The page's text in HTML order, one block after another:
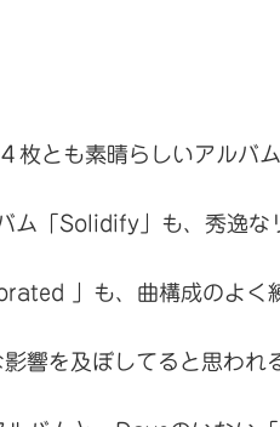
とも素晴らしいアルバム
ム「Solidify」も、秀逸な
」も、曲構成のよく
響を及ぼしてると思われ